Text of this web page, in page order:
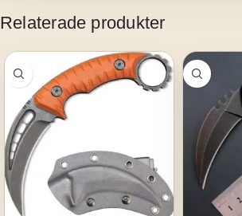
Relaterade produkter